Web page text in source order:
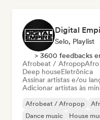
Digital
Selo, Playlist
> 3600 feedbacks
Afrobeat / AfropopAfro
Deep houseEletrônica
Assinar artistas e/ou
Adicionar artistas às
Afrobeat / Afropop
Dance music
House